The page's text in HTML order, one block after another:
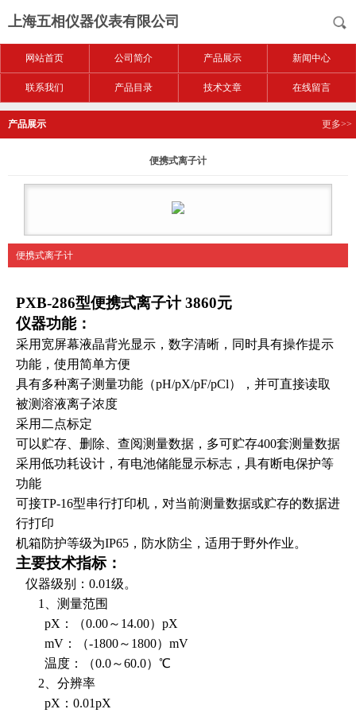
上海五相仪器仪表有限公司
网站首页 公司简介 产品展示 新闻中心
联系我们 产品目录 技术文章 在线留言
产品展示 更多>>
便携式离子计
便携式离子计
PXB-286型便携式离子计 3860元
仪器功能：
采用宽屏幕液晶背光显示，数字清晰，同时具有操作提示
功能，使用简单方便
具有多种离子测量功能（pH/pX/pF/pCl），并可直接读取
被测溶液离子浓度
采用二点标定
可以贮存、删除、查阅测量数据，多可贮存400套测量数据
采用低功耗设计，有电池储能显示标志，具有断电保护等
功能
可接TP-16型串行打印机，对当前测量数据或贮存的数据进
行打印
机箱防护等级为IP65，防水防尘，适用于野外作业。
主要技术指标：
仪器级别：0.01级。
1
、测量范围
pX ：（0.00～14.00）pX
mV ：（-1800～1800）mV
温度：（0.0～60.0）℃
2 、分辨率
pX ：0.01pX